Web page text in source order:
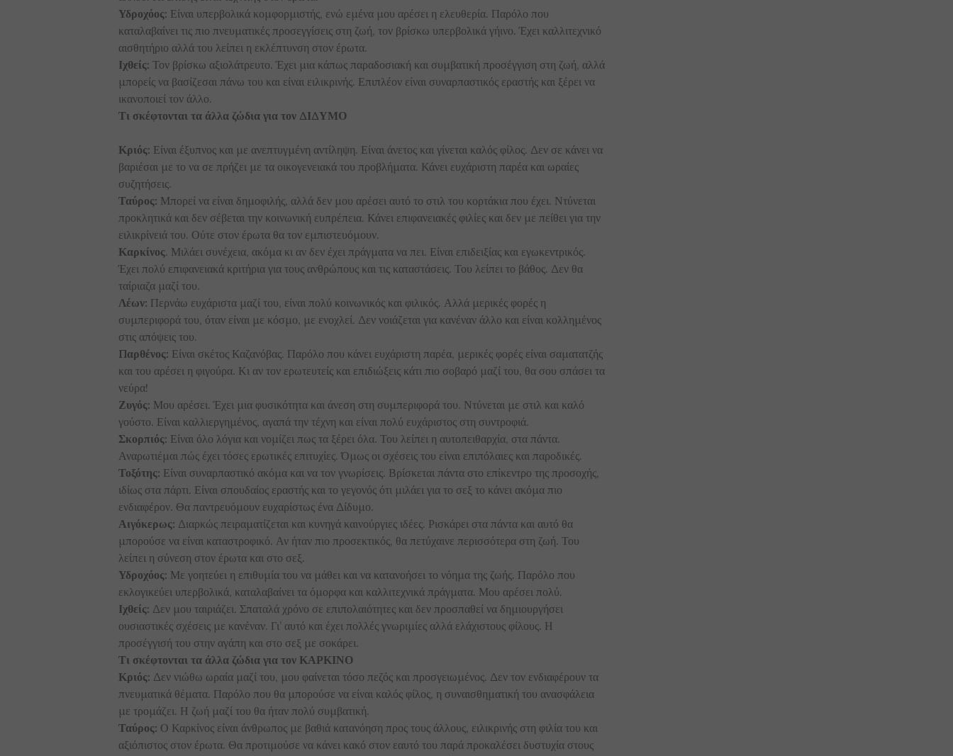
Υδροχόος: Είναι υπερβολικά κομφορμιστής, ενώ εμένα μου αρέσει η ελευθερία. Παρόλο που
καταλαβαίνει τις πιο πνευματικές προσεγγίσεις στη ζωή, τον βρίσκω υπερβολικά γήινο. Έχει καλλιτεχνικό
αισθητήριο αλλά του λείπει η εκλέπτυνση στον έρωτα.
Ιχθείς: Τον βρίσκω αξιολάτρευτο. Έχει μια κάπως παραδοσιακή και συμβατική προσέγγιση στη ζωή, αλλά
μπορείς να βασίζεσαι πάνω του και είναι ειλικρινής. Επιπλέον είναι συναρπαστικός εραστής και ξέρει να
ικανοποιεί τον άλλο.
Τι σκέφτονται τα άλλα ζώδια για τον ΔΙΔΥΜΟ
Κριός: Είναι έξυπνος και με ανεπτυγμένη αντίληψη. Είναι άνετος και γίνεται καλός φίλος. Δεν σε κάνει να
βαριέσαι με το να σε πρήζει με τα οικογενειακά του προβλήματα. Κάνει ευχάριστη παρέα και ωραίες
συζητήσεις.
Ταύρος: Μπορεί να είναι δημοφιλής, αλλά δεν μου αρέσει αυτό το στιλ του κορτάκια που έχει. Ντύνεται
προκλητικά και δεν σέβεται την κοινωνική ευπρέπεια. Κάνει επιφανειακές φιλίες και δεν με πείθει για την
ειλικρίνειά του. Ούτε στον έρωτα θα τον εμπιστευόμουν.
Καρκίνος. Μιλάει συνέχεια, ακόμα κι αν δεν έχει πράγματα να πει. Είναι επιδειξίας και εγωκεντρικός.
Έχει πολύ επιφανειακά κριτήρια για τους ανθρώπους και τις καταστάσεις. Του λείπει το βάθος. Δεν θα
ταίριαζα μαζί του.
Λέων: Περνάω ευχάριστα μαζί του, είναι πολύ κοινωνικός και φιλικός. Αλλά μερικές φορές η
συμπεριφορά του, όταν είναι με κόσμο, με ενοχλεί. Δεν νοιάζεται για κανέναν άλλο και είναι κολλημένος
στις απόψεις του.
Παρθένος: Είναι σκέτος Καζανόβας. Παρόλο που κάνει ευχάριστη παρέα, μερικές φορές είναι σαματατζής
και του αρέσει η φιγούρα. Κι αν τον ερωτευτείς και επιδιώξεις κάτι πιο σοβαρό μαζί του, θα σου σπάσει τα
νεύρα!
Ζυγός: Μου αρέσει. Έχει μια φυσικότητα και άνεση στη συμπεριφορά του. Ντύνεται με στιλ και καλό
γούστο. Είναι καλλιεργημένος, αγαπά την τέχνη και είναι πολύ ευχάριστος στη συντροφιά.
Σκορπιός: Είναι όλο λόγια και νομίζει πως τα ξέρει όλα. Του λείπει η αυτοπειθαρχία, στα πάντα.
Αναρωτιέμαι πώς έχει τόσες ερωτικές επιτυχίες. Όμως οι σχέσεις του είναι επιπόλαιες και παροδικές.
Τοξότης: Είναι συναρπαστικό ακόμα και να τον γνωρίσεις. Βρίσκεται πάντα στο επίκεντρο της προσοχής,
ιδίως στα πάρτι. Είναι σπουδαίος εραστής και το γεγονός ότι μιλάει για το σεξ το κάνει ακόμα πιο
ενδιαφέρον. Θα παντρευόμουν ευχαρίστως ένα Δίδυμο.
Αιγόκερως: Διαρκώς πειραματίζεται και κυνηγά καινούργιες ιδέες. Ρισκάρει στα πάντα και αυτό θα
μπορούσε να είναι καταστροφικό. Αν ήταν πιο προσεκτικός, θα πετύχαινε περισσότερα στη ζωή. Του
λείπει η σύνεση στον έρωτα και στο σεξ.
Υδροχόος: Με γοητεύει η επιθυμία του να μάθει και να κατανοήσει το νόημα της ζωής. Παρόλο που
εκλογικεύει υπερβολικά, καταλαβαίνει τα όμορφα και καλλιτεχνικά πράγματα. Μου αρέσει πολύ.
Ιχθείς: Δεν μου ταιριάζει. Σπαταλά χρόνο σε επιπολαιότητες και δεν προσπαθεί να δημιουργήσει
ουσιαστικές σχέσεις με κανέναν. Γι’ αυτό και έχει πολλές γνωριμίες αλλά ελάχιστους φίλους. Η
προσέγγισή του στην αγάπη και στο σεξ με σοκάρει.
Τι σκέφτονται τα άλλα ζώδια για τον ΚΑΡΚΙΝΟ
Κριός: Δεν νιώθω ωραία μαζί του, μου φαίνεται τόσο πεζός και προσγειωμένος. Δεν τον ενδιαφέρουν τα
πνευματικά θέματα. Παρόλο που θα μπορούσε να είναι καλός φίλος, η συναισθηματική του ανασφάλεια
με τρομάζει. Η ζωή μαζί του θα ήταν πολύ συμβατική.
Ταύρος: Ο Καρκίνος είναι άνθρωπος με βαθιά κατανόηση προς τους άλλους, ειλικρινής στη φιλία του και
αξιόπιστος στον έρωτα. Θα προτιμούσε να κάνει κακό στον εαυτό του παρά προκαλέσει δυστυχία στους